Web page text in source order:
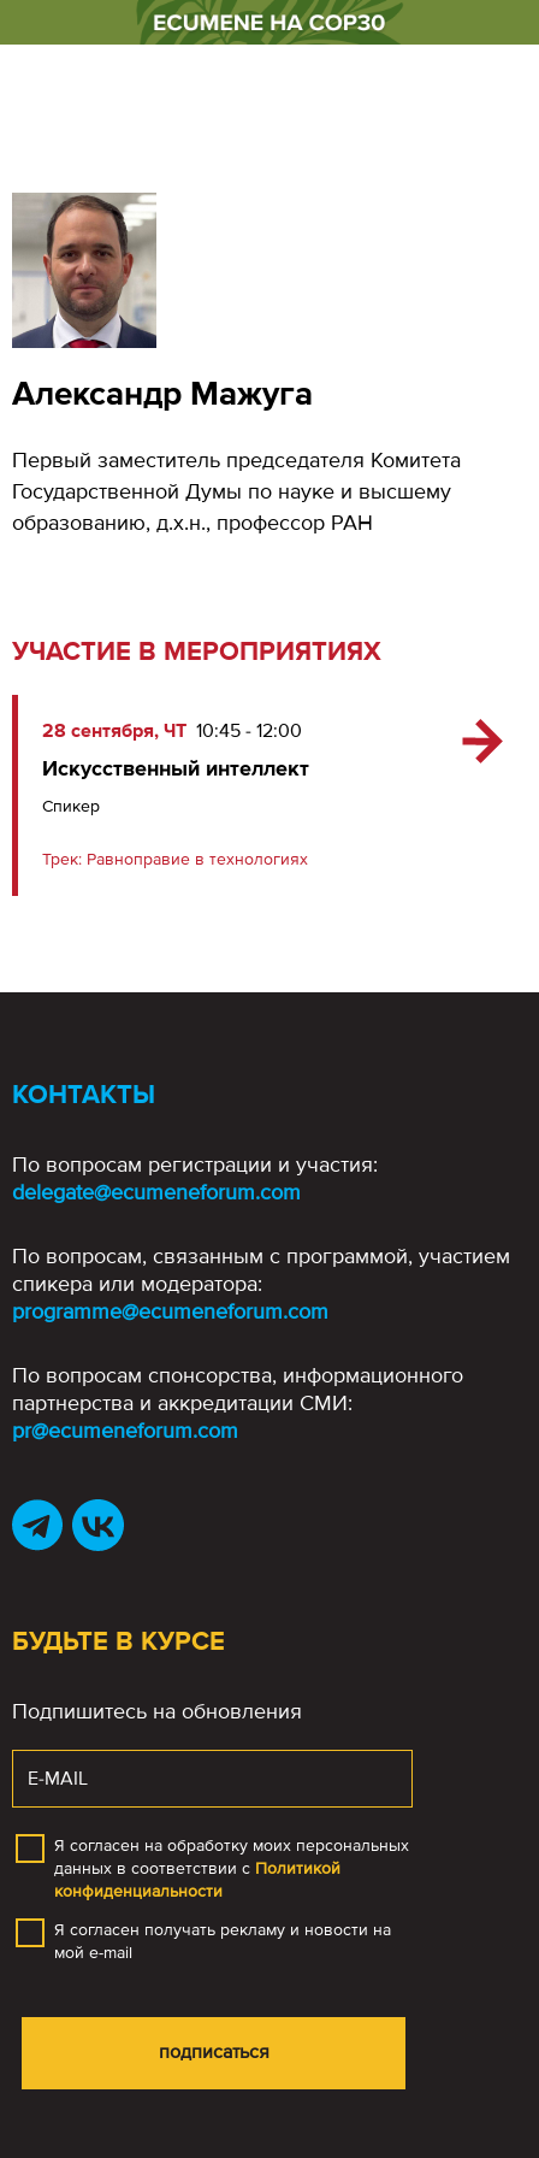
Александр Мажуга
Первый заместитель председателя Комитета
Государственной Думы по науке и высшему
образованию, д.х.н., профессор РАН
УЧАСТИЕ В МЕРОПРИЯТИЯХ
28 сентября, ЧТ 10:45 - 12:00
Искусственный интеллект
Спикер
Трек: Равноправие в технологиях
БУДЬТЕ В КУРСЕ
Подпишитесь на обновления
Я согласен на обработку моих персональных
данных в соответствии с Политикой
конфиденциальности
Я согласен получать рекламу и новости на
мой e-mail
КОНТАКТЫ
По вопросам регистрации и участия:
delegate@ecumeneforum.com
По вопросам, связанным с программой, участием
спикера или модератора:
programme@ecumeneforum.com
По вопросам спонсорства, информационного
партнерства и аккредитации СМИ:
pr@ecumeneforum.com